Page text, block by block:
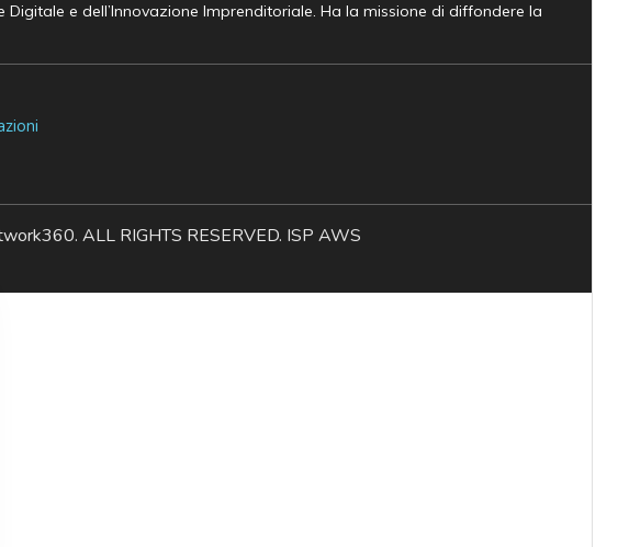
e dell’Innovazione Imprenditoriale. Ha la missione di diffondere la
ALL RIGHTS RESERVED. ISP AWS